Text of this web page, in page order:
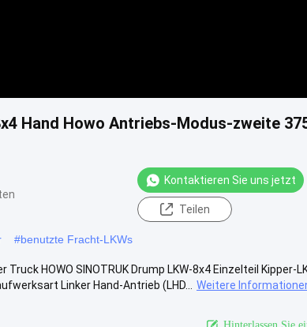
Hand Howo Antriebs-Modus-zweite
Kontaktieren Sie uns jetzt
Teilen
#benutzte Fracht-LKWs
HOWO SINOTRUK Drump LKW-8x4 Einzelteil Kipper-
Linker Hand-Antrieb (LHD...
Weitere
Hinterlassen Sie